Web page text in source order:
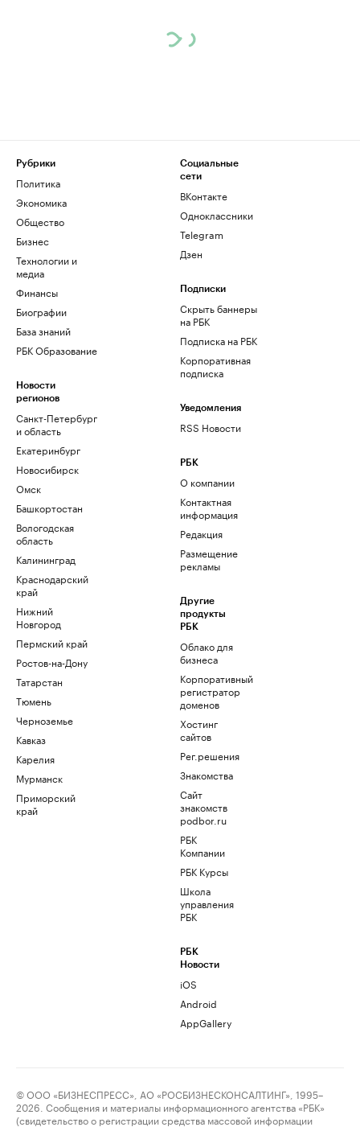
Рубрики
Политика
Экономика
Общество
Бизнес
Технологии и
медиа
Финансы
Биографии
База знаний
РБК Образование
Новости
регионов
Санкт-Петербург
и область
Екатеринбург
Новосибирск
Омск
Башкортостан
Вологодская
область
Калининград
Краснодарский
край
Нижний
Новгород
Пермский край
Ростов-на-Дону
Татарстан
Тюмень
Черноземье
Кавказ
Карелия
Мурманск
Приморский
край
Социальные
сети
ВКонтакте
Одноклассники
Telegram
Дзен
Подписки
Скрыть баннеры
на РБК
Подписка на РБК
Корпоративная
подписка
Уведомления
RSS Новости
РБК
О компании
Контактная
информация
Редакция
Размещение
рекламы
Другие
продукты
РБК
Облако для
бизнеса
Корпоративный
регистратор
доменов
Хостинг
сайтов
Рег.решения
Знакомства
Сайт
знакомств
podbor.ru
РБК
Компании
РБК Курсы
Школа
управления
РБК
РБК
Новости
iOS
Android
AppGallery
© ООО «БИЗНЕСПРЕСС», АО «РОСБИЗНЕСКОНСАЛТИНГ», 1995–
2026. Сообщения и материалы информационного агентства «РБК»
(свидетельство о регистрации средства массовой информации